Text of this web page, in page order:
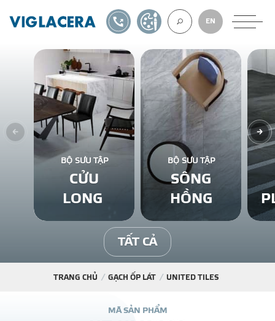
VỀ CHÚNG
GẠCH ỐP LÁT
BÊ TÔNG KHÍ
NGÓI LỢP
EN
1900561582TỰ THIẾT KẾ
BỘ SƯU TẬP
CỬU
LONG
BỘ SƯU TẬP
SÔNG
HỒNG
TẤT CẢ
TRANG CHỦ GẠCH ỐP LÁT UNITED TILES
MÃ SẢN PHẨM